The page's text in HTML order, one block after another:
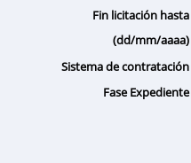
Fin licitación hasta
(dd/mm/aaaa)
Sistema de contratación
Fase Expediente